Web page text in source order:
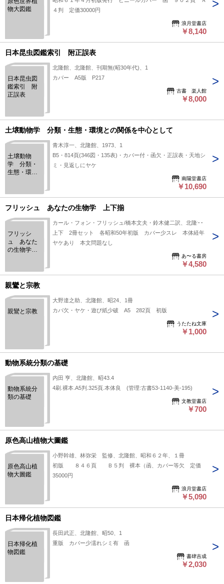
物大図鑑
４判 定価30000円
浪月堂書店
￥8,140
日本昆虫図鑑索引 附正誤表
日本昆虫図
鑑索引 附
正誤表
北隆館、北隆館、刊期無(昭30年代)、1
カバー A5版 P217
古書 楽人館
￥8,000
土壌動物学 分類・生態・環境との関係を中心として
土壌動物
学 分類・
生態・環境
青木淳一、北隆館、1973、1
B5・814頁(346図・135表)・カバー付・函欠・正誤表・天地シ
ミ・見返しにヤケ
南陽堂書店
￥10,690
フリッシュ あなたの生物学 上下揃
フリッシ
ュ あなた
の生物学
カール・フォン・フリッシュ/橋本文夫・鈴木健二訳、北隆館
上下 2冊セット 各昭和50年初版 カバー少スレ 本体経年
ヤケあり 本文問題なし
あ〜る書房
￥4,580
親鸞と宗教
親鸞と宗教
大野達之助、北隆館、昭24、1冊
カバ欠・ヤケ・遊び紙少破 A5 282頁 初版
うたたね文庫
￥1,000
動物系統分類の基礎
動物系統分
類の基礎
内田 亨、北隆館、昭43.4
4刷.裸本.A5判.325頁.本体良 (管理:古書53-1140-美-195)
文教堂書店
￥700
原色高山植物大圖鑑
原色高山植
物大圖鑑
小野幹雄、林弥栄 監修、北隆館、昭和６２年、１冊
初版 ８４６頁 Ｂ５判 裸本（函、カバー等欠 定価
35000円
浪月堂書店
￥5,090
日本帰化植物図鑑
日本帰化植
物図鑑
長田武正、北隆館、昭50、1
重版 カバー少濡れシミ有 函
書肆吉成
￥2,030